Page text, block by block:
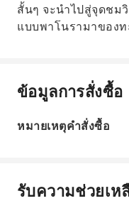
สั้นๆ จะนำไปสู่จุดชม
แบบพาโนรามาของท
ข้อมูลการสั่งซื้อ
หมายเหตุคำสั่งซื้อ
รับความช่วยเห